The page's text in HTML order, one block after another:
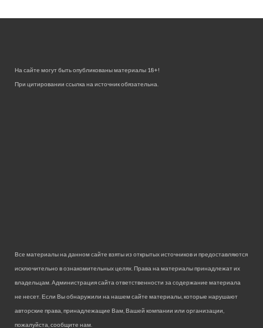
На сайте могут быть опубликованы материалы 18+!
При цитировании ссылка на источник обязательна.
Все материалы на данном сайте взяты из открытых источников и предоставляются
исключительно в ознакомительных целях. Права на материалы принадлежат их
владельцам. Администрация сайта ответственности за содержание материала
не несет. Если Вы обнаружили на нашем сайте материалы, которые нарушают
авторские права, принадлежащие Вам, Вашей компании или организации,
пожалуйста, сообщите нам.